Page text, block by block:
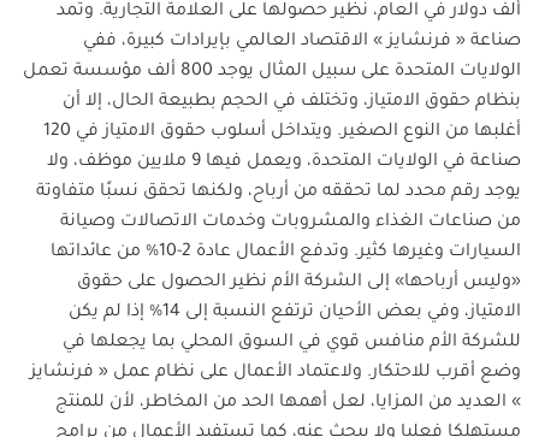
ألف دولار في العام، نظير حصولها على العلامة التجارية. وتمد
صناعة « فرنشايز » الاقتصاد العالمي بإيرادات كبيرة، ففي
الولايات المتحدة على سبيل المثال يوجد 800 ألف مؤسسة تعمل
بنظام حقوق الامتياز، وتختلف في الحجم بطبيعة الحال، إلا أن
أغلبها من النوع الصغير. ويتداخل أسلوب حقوق الامتياز في 120
صناعة في الولايات المتحدة، ويعمل فيها 9 ملايين موظف، ولا
يوجد رقم محدد لما تحققه من أرباح، ولكنها تحقق نسبًا متفاوتة
من صناعات الغذاء والمشروبات وخدمات الاتصالات وصيانة
السيارات وغيرها كثير. وتدفع الأعمال عادة 2-10% من عائداتها
«وليس أرباحها» إلى الشركة الأم نظير الحصول على حقوق
الامتياز، وفي بعض الأحيان ترتفع النسبة إلى 14% إذا لم يكن
للشركة الأم منافس قوي في السوق المحلي بما يجعلها في
وضع أقرب للاحتكار. ولاعتماد الأعمال على نظام عمل « فرنشايز
» العديد من المزايا، لعل أهمها الحد من المخاطر، لأن للمنتج
مستهلكا فعليا ولا يبحث عنه، كما تستفيد الأعمال من برامج